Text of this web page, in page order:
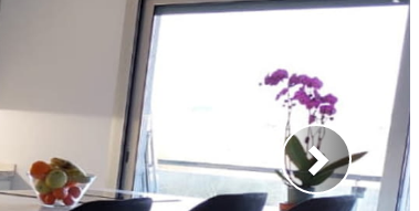
Siguiente